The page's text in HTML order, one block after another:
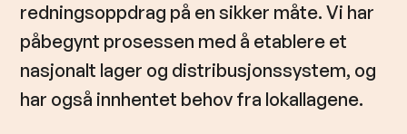
redningsoppdrag på en sikker måte. Vi har
påbegynt prosessen med å etablere et
nasjonalt lager og distribusjonssystem, og
har også innhentet behov fra lokallagene.